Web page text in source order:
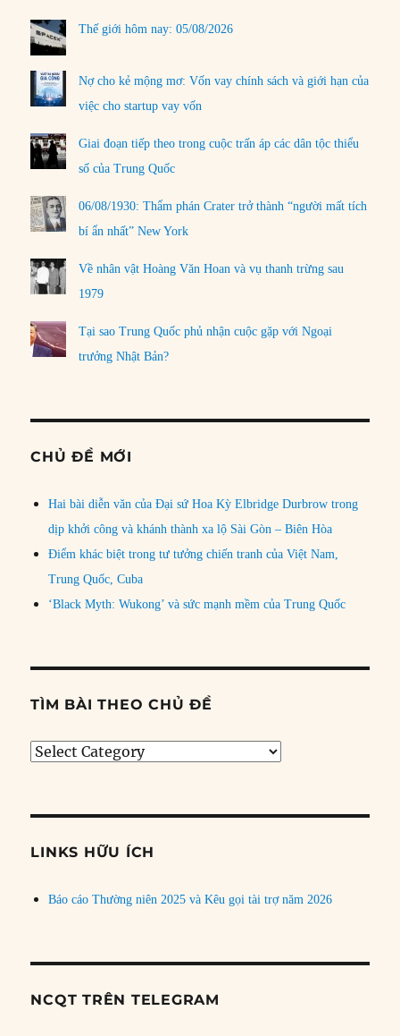
Thế giới hôm nay: 05/08/2026
Nợ cho kẻ mộng mơ: Vốn vay chính sách và giới hạn của
việc cho startup vay vốn
Giai đoạn tiếp theo trong cuộc trấn áp các dân tộc thiểu
số của Trung Quốc
06/08/1930: Thẩm phán Crater trở thành “người mất tích
bí ẩn nhất” New York
Về nhân vật Hoàng Văn Hoan và vụ thanh trừng sau
1979
Tại sao Trung Quốc phủ nhận cuộc gặp với Ngoại
trưởng Nhật Bản?
CHỦ ĐỀ MỚI
Hai bài diễn văn của Đại sứ Hoa Kỳ Elbridge Durbrow trong
dịp khởi công và khánh thành xa lộ Sài Gòn – Biên Hòa
Điểm khác biệt trong tư tưởng chiến tranh của Việt Nam,
Trung Quốc, Cuba
‘Black Myth: Wukong’ và sức mạnh mềm của Trung Quốc
TÌM BÀI THEO CHỦ ĐỀ
Tìm
đề
LINKS HỮU ÍCH
Báo cáo Thường niên 2025 và Kêu gọi tài trợ năm 2026
NCQT TRÊN TELEGRAM